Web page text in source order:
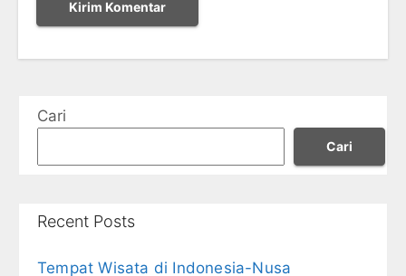
Cari
Cari
Recent Posts
Tempat Wisata di Indonesia-Nusa